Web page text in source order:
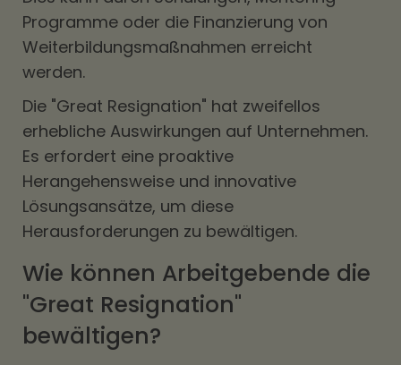
Programme oder die Finanzierung von
Weiterbildungsmaßnahmen erreicht
werden.
Die "Great Resignation" hat zweifellos
erhebliche Auswirkungen auf Unternehmen.
Es erfordert eine proaktive
Herangehensweise und innovative
Lösungsansätze, um diese
Herausforderungen zu bewältigen.
Wie können Arbeitgebende die
"Great Resignation"
bewältigen?